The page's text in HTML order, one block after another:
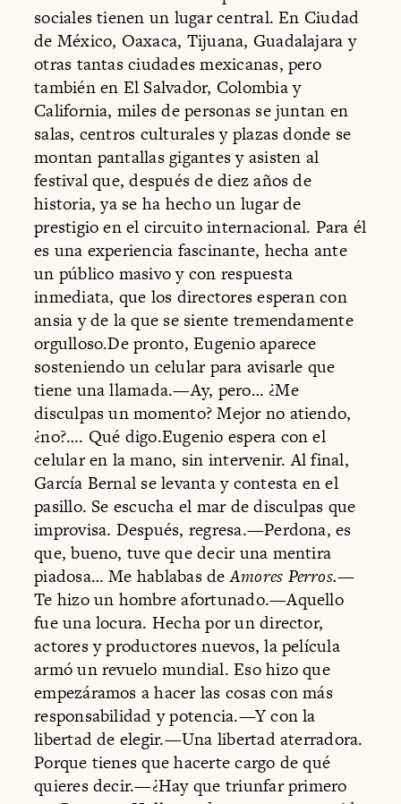
sociales tienen un lugar central. En Ciudad
de México, Oaxaca, Tijuana, Guadalajara y
otras tantas ciudades mexicanas, pero
también en El Salvador, Colombia y
California, miles de personas se juntan en
salas, centros culturales y plazas donde se
montan pantallas gigantes y asisten al
festival que, después de diez años de
historia, ya se ha hecho un lugar de
prestigio en el circuito internacional. Para él
es una experiencia fascinante, hecha ante
un público masivo y con respuesta
inmediata, que los directores esperan con
ansia y de la que se siente tremendamente
orgulloso.De pronto, Eugenio aparece
sosteniendo un celular para avisarle que
tiene una llamada.—Ay, pero… ¿Me
disculpas un momento? Mejor no atiendo,
¿no?…. Qué digo.Eugenio espera con el
celular en la mano, sin intervenir. Al final,
García Bernal se levanta y contesta en el
pasillo. Se escucha el mar de disculpas que
improvisa. Después, regresa.—Perdona, es
que, bueno, tuve que decir una mentira
piadosa… Me hablabas deAmores Perros.—
Te hizo un hombre afortunado.—Aquello
fue una locura. Hecha por un director,
actores y productores nuevos, la película
armó un revuelo mundial. Eso hizo que
empezáramos a hacer las cosas con más
responsabilidad y potencia.—Y con la
libertad de elegir.—Una libertad aterradora.
Porque tienes que hacerte cargo de qué
quieres decir.—¿Hay que triunfar primero